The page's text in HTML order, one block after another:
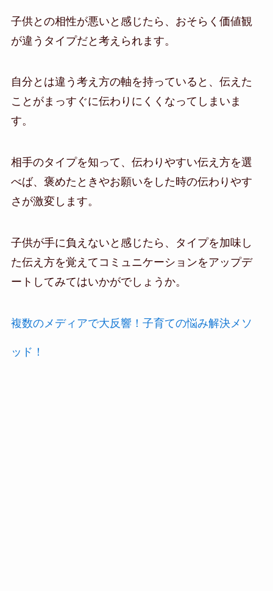
子供との相性が悪いと感じたら、おそらく価値観
が違うタイプだと考えられます。
自分とは違う考え方の軸を持っていると、伝えた
ことがまっすぐに伝わりにくくなってしまいま
す。
相手のタイプを知って、伝わりやすい伝え方を選
べば、褒めたときやお願いをした時の伝わりやす
さが激変します。
子供が手に負えないと感じたら、タイプを加味し
た伝え方を覚えてコミュニケーションをアップデ
ートしてみてはいかがでしょうか。
複数のメディアで大反響！子育ての悩み解決メソ
ッド！